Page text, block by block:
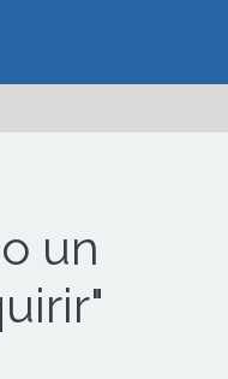
un